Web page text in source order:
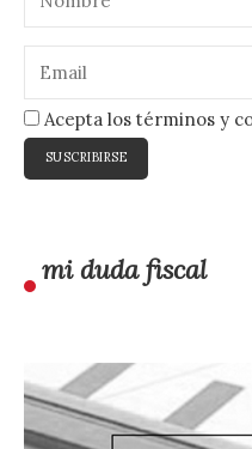
Acepta los términos y
mi duda fiscal